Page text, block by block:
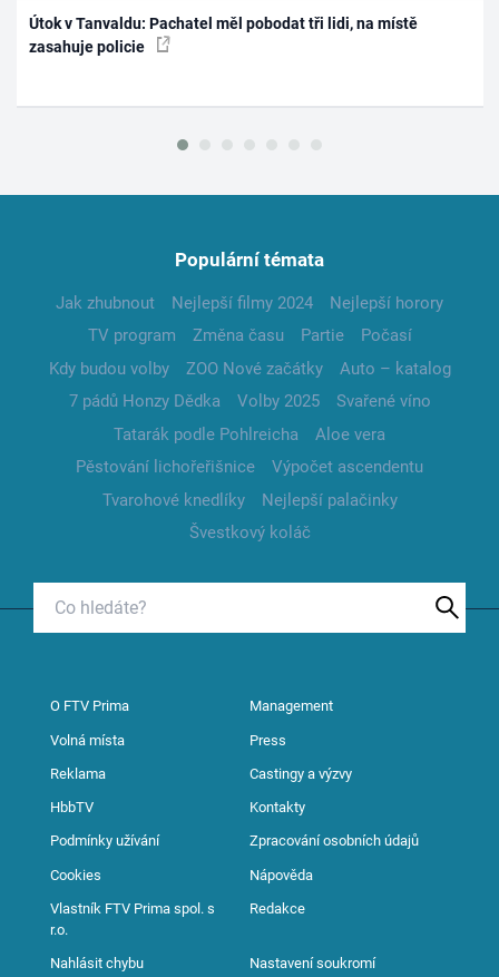
Útok v Tanvaldu: Pachatel měl pobodat tři lidi, na místě
zasahuje policie
Populární témata
Jak zhubnout Nejlepší filmy 2024
Nejlepší horory
TV program
Změna času Partie
Počasí
Kdy budou volby
ZOO Nové začátky
Auto – katalog
7 pádů Honzy Dědka
Volby 2025
Svařené víno
Tatarák podle Pohlreicha
Aloe vera
Pěstování lichořeřišnice
Výpočet ascendentu
Tvarohové knedlíky
Nejlepší palačinky
Švestkový koláč
O FTV Prima Management
Volná místa Press
Reklama Castingy a výzvy
HbbTV Kontakty
Podmínky užívání Zpracování osobních údajů
Cookies Nápověda
Vlastník FTV Prima spol. s
r.o.
Redakce
Nahlásit chybu Nastavení soukromí